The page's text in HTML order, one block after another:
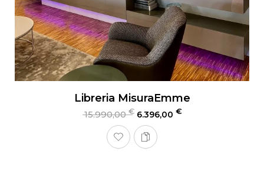
Libreria MisuraEmme
15.990,00€ 6.396,00 €